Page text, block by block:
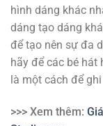
hình dáng khác
dáng tạo dáng
để tạo nên sự đa
hãy để các bé hát
là một cách để
>>> Xem thêm: